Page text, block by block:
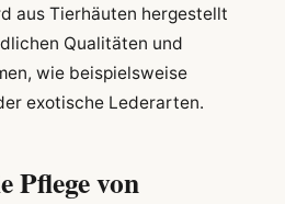
aus Tierhäuten hergestellt
Qualitäten und
wie beispielsweise
exotische Lederarten.
Pflege von